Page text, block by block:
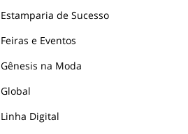
Estamparia de Sucesso
Feiras e Eventos
Gênesis na Moda
Global
Linha Digital